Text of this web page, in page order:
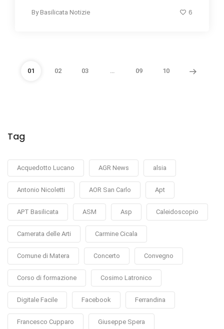
By Basilicata Notizie 6
01 02 03 … 09 10
Tag
Acquedotto Lucano AGR News alsia
Antonio Nicoletti AOR San Carlo Apt
APT Basilicata ASM Asp Caleidoscopio
Camerata delle Arti Carmine Cicala
Comune di Matera Concerto Convegno
Corso di formazione Cosimo Latronico
Digitale Facile Facebook Ferrandina
Francesco Cupparo Giuseppe Spera